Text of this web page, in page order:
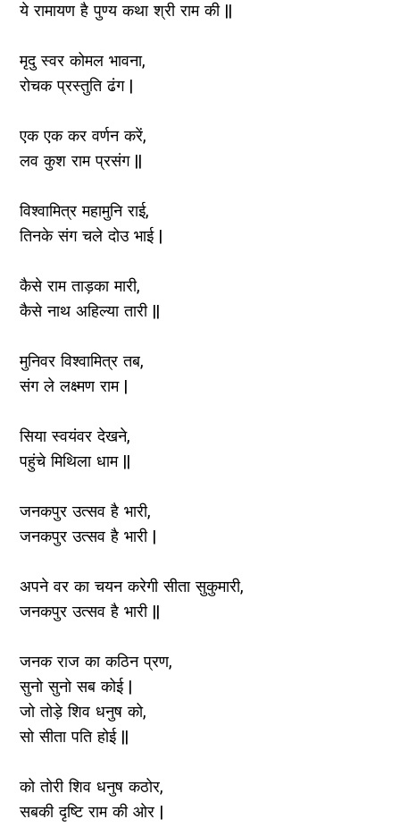
ये रामायण है पुण्य कथा श्री राम की ||
मृदु स्वर कोमल भावना,
रोचक प्रस्तुति ढंग |
एक एक कर वर्णन करें,
लव कुश राम प्रसंग ||
विश्वामित्र महामुनि राई,
तिनके संग चले दोउ भाई |
कैसे राम ताड़का मारी,
कैसे नाथ अहिल्या तारी ||
मुनिवर विश्वामित्र तब,
संग ले लक्ष्मण राम |
सिया स्वयंवर देखने,
पहुंचे मिथिला धाम ||
जनकपुर उत्सव है भारी,
जनकपुर उत्सव है भारी |
अपने वर का चयन करेगी सीता सुकुमारी,
जनकपुर उत्सव है भारी ||
जनक राज का कठिन प्रण,
सुनो सुनो सब कोई |
जो तोड़े शिव धनुष को,
सो सीता पति होई ||
को तोरी शिव धनुष कठोर,
सबकी दृष्टि राम की ओर |